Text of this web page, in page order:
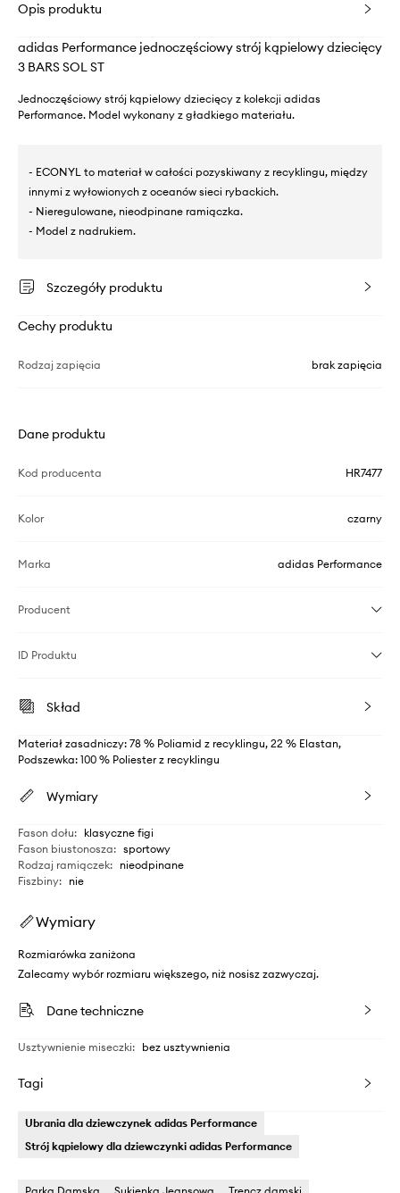
Opis produktu
adidas Performance jednoczęściowy strój kąpielowy dziecięcy
3 BARS SOL ST
Jednoczęściowy strój kąpielowy dziecięcy z kolekcji adidas
Performance. Model wykonany z gładkiego materiału.
- ECONYL to materiał w całości pozyskiwany z recyklingu, między
innymi z wyłowionych z oceanów sieci rybackich.
- Nieregulowane, nieodpinane ramiączka.
- Model z nadrukiem.
Szczegóły produktu
Cechy produktu
Rodzaj zapięcia brak zapięcia
Dane produktu
Kod producenta HR7477
Kolor czarny
Marka adidas Performance
Producent
ID Produktu
Skład
Materiał zasadniczy: 78 % Poliamid z recyklingu, 22 % Elastan,
Podszewka: 100 % Poliester z recyklingu
Wymiary
Fason dołu: klasyczne figi
Fason biustonosza: sportowy
Rodzaj ramiączek: nieodpinane
Fiszbiny: nie
Wymiary
Rozmiarówka zaniżona
Zalecamy wybór rozmiaru większego, niż nosisz zazwyczaj.
Dane techniczne
Usztywnienie miseczki: bez usztywnienia
Tagi
Ubrania dla dziewczynek adidas Performance
Strój kąpielowy dla dziewczynki adidas Performance